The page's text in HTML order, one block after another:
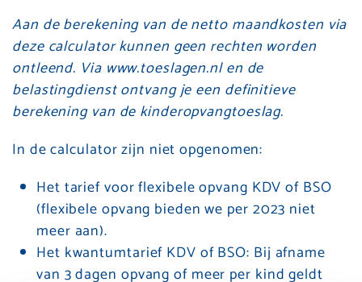
Aan de berekening van de netto maandkosten via
deze calculator kunnen geen rechten worden
ontleend. Via www.toeslagen.nl en de
belastingdienst ontvang je een definitieve
berekening van de kinderopvangtoeslag.
In de calculator zijn niet opgenomen:
Het tarief voor flexibele opvang KDV of BSO
(flexibele opvang bieden we per 2023 niet
meer aan).
Het kwantumtarief KDV of BSO: Bij afname
van 3 dagen opvang of meer per kind geldt